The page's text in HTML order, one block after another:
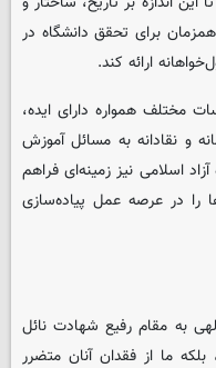
برای تحقق دانشگاه در
ارائه کند.
مختلف همواره دارای ایده،
و نقادانه به مسائل آموزش
اسلامی نیز زمینه‌ای فراهم
را در عرصه عمل پیاده‌سازی
به مقام رفیع شهادت نائل
ما از فقدان آنان متضرر